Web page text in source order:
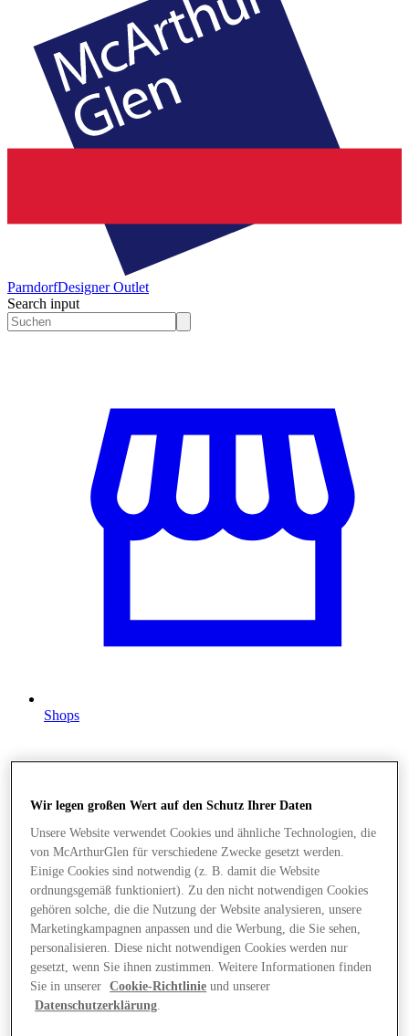
ParndorfDesigner Outlet
Search input
Shops
Wir legen großen Wert auf den Schutz Ihrer Daten
Unsere Website verwendet Cookies und ähnliche Technologien, die
von McArthurGlen für verschiedene Zwecke gesetzt werden.
Einige Cookies sind notwendig (z. B. damit die Website
ordnungsgemäß funktioniert). Zu den nicht notwendigen Cookies
gehören solche, die die Nutzung der Website analysieren, unsere
Marketingkampagnen anpassen und die Werbung, die Sie sehen,
personalisieren. Diese nicht notwendigen Cookies werden nur
gesetzt, wenn Sie ihnen zustimmen. Weitere Informationen finden
Sie in unserer
Cookie-Richtlinie und unserer
Datenschutzerklärung.